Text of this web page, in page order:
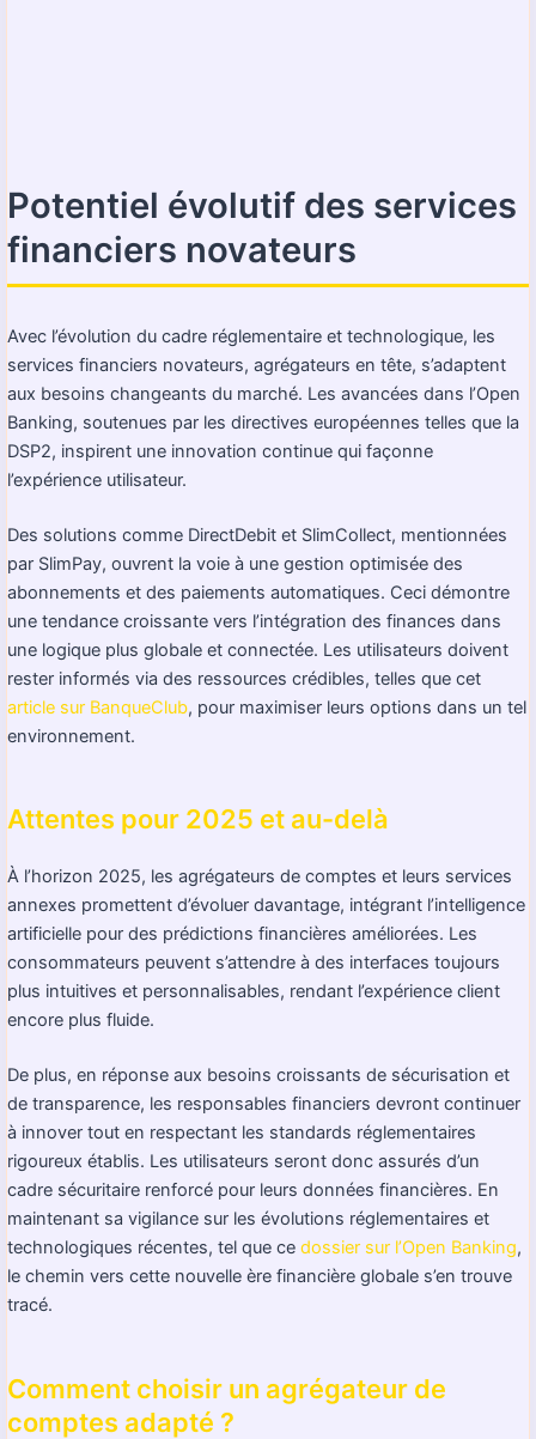
Potentiel évolutif des services
financiers novateurs
Avec l’évolution du cadre réglementaire et technologique, les
services financiers novateurs, agrégateurs en tête, s’adaptent
aux besoins changeants du marché. Les avancées dans l’Open
Banking, soutenues par les directives européennes telles que la
DSP2, inspirent une innovation continue qui façonne
l’expérience utilisateur.
Des solutions comme DirectDebit et SlimCollect, mentionnées
par SlimPay, ouvrent la voie à une gestion optimisée des
abonnements et des paiements automatiques. Ceci démontre
une tendance croissante vers l’intégration des finances dans
une logique plus globale et connectée. Les utilisateurs doivent
rester informés via des ressources crédibles, telles que cet
article sur BanqueClub, pour maximiser leurs options dans un tel
environnement.
Attentes pour 2025 et au-delà
À l’horizon 2025, les agrégateurs de comptes et leurs services
annexes promettent d’évoluer davantage, intégrant l’intelligence
artificielle pour des prédictions financières améliorées. Les
consommateurs peuvent s’attendre à des interfaces toujours
plus intuitives et personnalisables, rendant l’expérience client
encore plus fluide.
De plus, en réponse aux besoins croissants de sécurisation et
de transparence, les responsables financiers devront continuer
à innover tout en respectant les standards réglementaires
rigoureux établis. Les utilisateurs seront donc assurés d’un
cadre sécuritaire renforcé pour leurs données financières. En
maintenant sa vigilance sur les évolutions réglementaires et
technologiques récentes, tel que ce dossier sur l’Open Banking,
le chemin vers cette nouvelle ère financière globale s’en trouve
tracé.
Comment choisir un agrégateur de
comptes adapté ?